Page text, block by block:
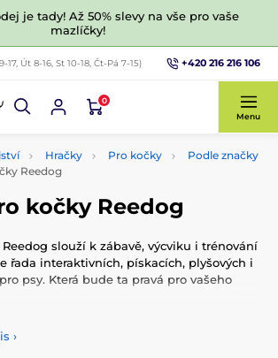
je tady! Až 50% slevy na vše pro vaše
mazlíčky!
17, Út 8-16, St 10-18, Čt-Pá 7-15) +420 216 216 106
0
Menu
Hračky Pro kočky
Podle značky
Reedog
kočky Reedog
slouží k zábavě, výcviku i trénování
řada interaktivních, pískacích, plyšových i
psy. Která bude ta pravá pro vašeho
›